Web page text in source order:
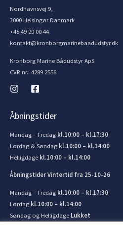
Nordhavnsvej 9,
3000 Helsingør Danmark
+45 49 20 00 44
kontakt@kronborgmarinebaadudstyr.dk
Kronborg Marine Bådudstyr ApS
CVR.nr.: 4289 2556
Åbningstider
Mandag – Fredag kl.10:00 – kl.17:30
Lørdag & Søndag kl.10:00 – kl.14:00
Helligdage kl.10:00 – kl.14:00
Åbningstider Vintertid fra 25-10-26
Mandag – Fredag kl.10:00 – kl.17:30
Lørdag kl.10:00 – kl.14:00
Søndag og Helligdage Lukket